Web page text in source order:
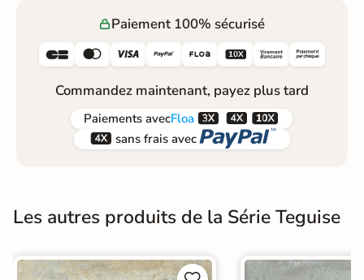
Paiement 100% sécurisé
     
Commandez maintenant, payez plus tard
Paiements avecFloa  
 sans frais avec 
Les autres produits de la Série Teguise